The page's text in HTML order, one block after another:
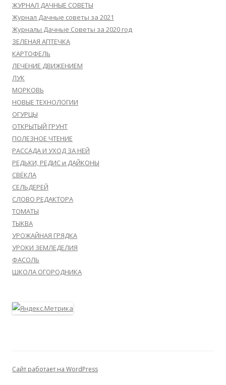
ЖУРНАЛ ДАЧНЫЕ СОВЕТЫ
Журнал Дачные советы за 2021
Журналы Дачные Советы за 2020 год
ЗЕЛЕНАЯ АПТЕЧКА
КАРТОФЕЛЬ
ЛЕЧЕНИЕ ДВИЖЕНИЕМ
ЛУК
МОРКОВЬ
НОВЫЕ ТЕХНОЛОГИИ
ОГУРЦЫ
ОТКРЫТЫЙ ГРУНТ
ПОЛЕЗНОЕ ЧТЕНИЕ
РАССАДА И УХОД ЗА НЕЙ
РЕДЬКИ, РЕДИС и ДАЙКОНЫ
СВЁКЛА
СЕЛЬДЕРЕЙ
СЛОВО РЕДАКТОРА
ТОМАТЫ
ТЫКВА
УРОЖАЙНАЯ ГРЯДКА
УРОКИ ЗЕМЛЕДЕЛИЯ
ФАСОЛЬ
ШКОЛА ОГОРОДНИКА
Сайт работает на WordPress